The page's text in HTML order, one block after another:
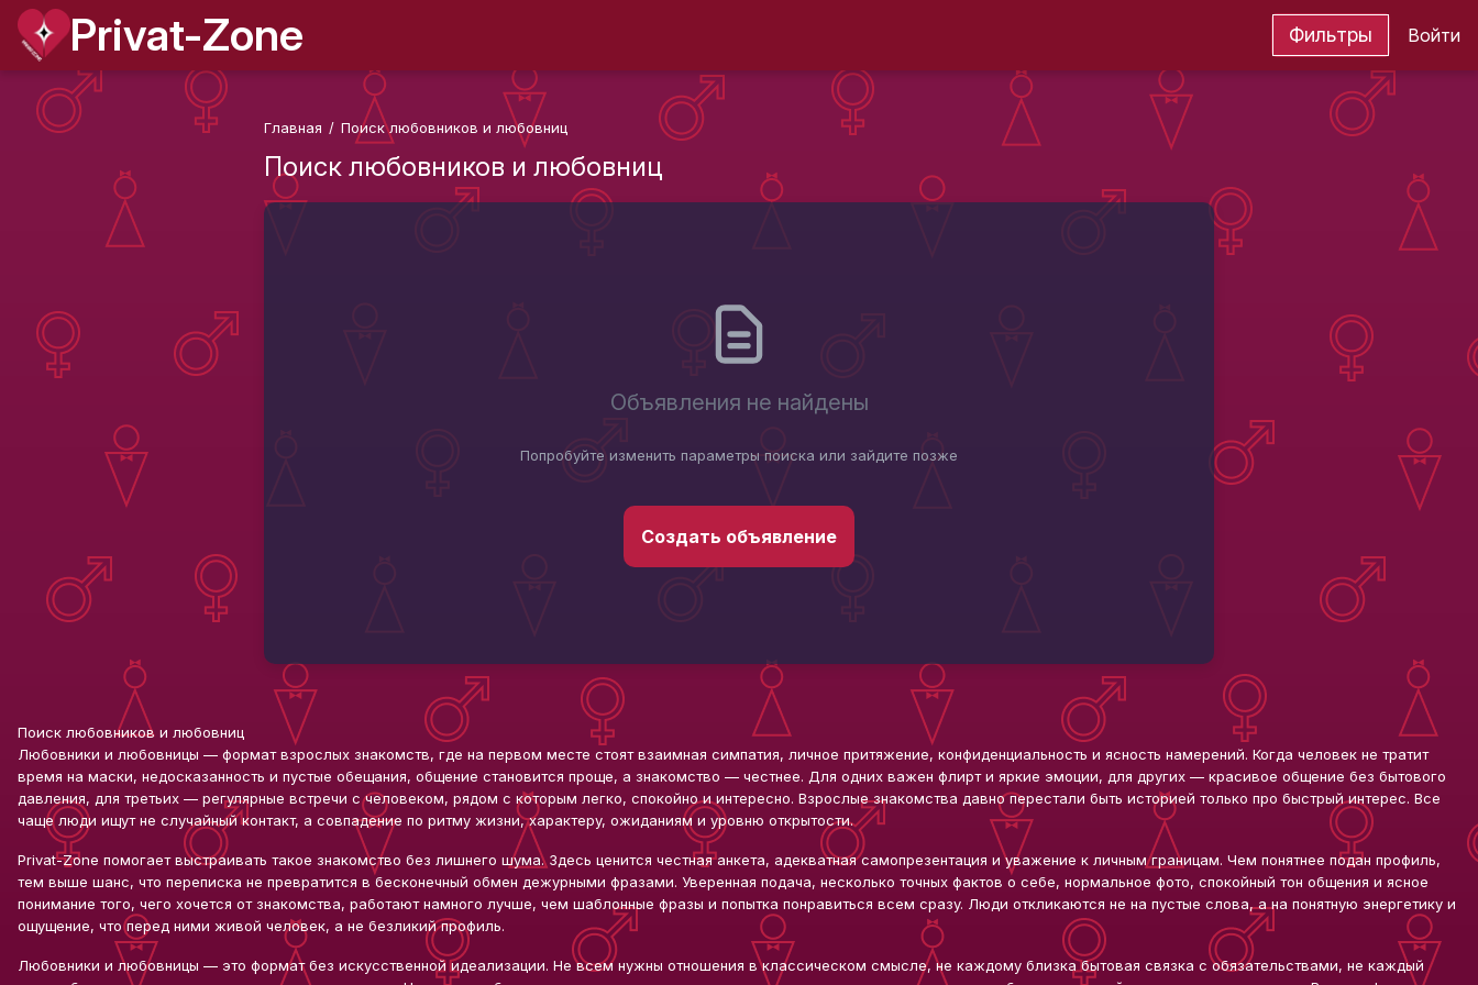
Privat-Zone Фильтры Войти
Главная / Поиск любовников и любовниц
Поиск любовников и любовниц
Объявления не найдены
Попробуйте изменить параметры поиска или зайдите позже
Создать объявление
Поиск любовников и любовниц
Любовники и любовницы — формат взрослых знакомств, где на первом месте стоят взаимная симпатия, личное притяжение, конфиденциальность и ясность намерений. Когда человек не тратит
время на маски, недосказанность и пустые обещания, общение становится проще, а знакомство — честнее. Для одних важен флирт и яркие эмоции, для других — красивое общение без бытового
давления, для третьих — регулярные встречи с человеком, рядом с которым легко, спокойно и интересно. Взрослые знакомства давно перестали быть историей только про быстрый интерес. Все
чаще люди ищут не случайный контакт, а совпадение по ритму жизни, характеру, ожиданиям и уровню открытости.
Privat-Zone помогает выстраивать такое знакомство без лишнего шума. Здесь ценится честная анкета, адекватная самопрезентация и уважение к личным границам. Чем понятнее подан профиль,
тем выше шанс, что переписка не превратится в бесконечный обмен дежурными фразами. Уверенная подача, несколько точных фактов о себе, нормальное фото, спокойный тон общения и ясное
понимание того, чего хочется от знакомства, работают намного лучше, чем шаблонные фразы и попытка понравиться всем сразу. Люди откликаются не на пустые слова, а на понятную энергетику и
ощущение, что перед ними живой человек, а не безликий профиль.
Любовники и любовницы — это формат без искусственной идеализации. Не всем нужны отношения в классическом смысле, не каждому близка бытовая связка с обязательствами, не каждый